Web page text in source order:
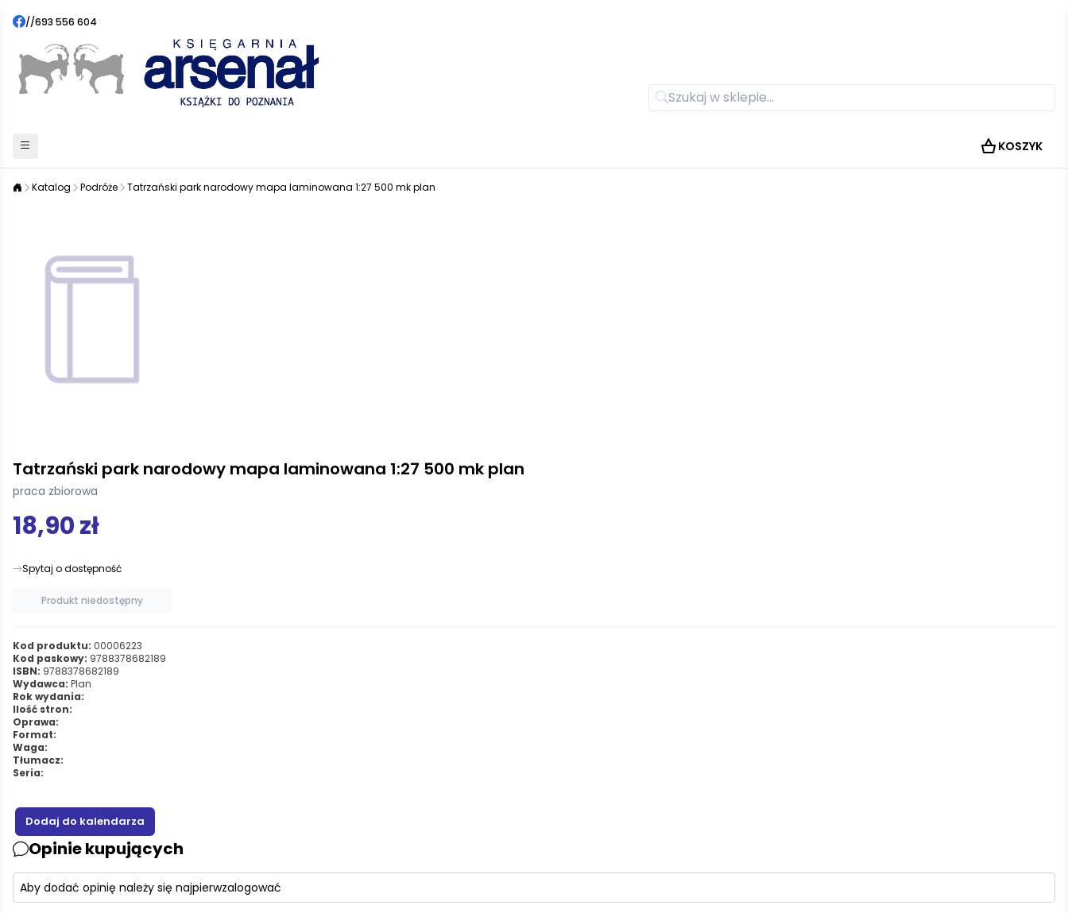
//693 556 604
KOSZYK
Katalog Podróże Tatrzański park narodowy mapa laminowana 1:27 500 mk plan
Tatrzański park narodowy mapa laminowana 1:27 500 mk plan
praca zbiorowa
18,90 zł
Spytaj o dostępność
Produkt niedostępny
Kod produktu: 00006223
Kod paskowy: 9788378682189
ISBN: 9788378682189
Wydawca: Plan
Rok wydania:
Ilość stron:
Oprawa:
Format:
Waga:
Tłumacz:
Seria:
Opinie kupujących
Aby dodać opinię należy się najpierwzalogować